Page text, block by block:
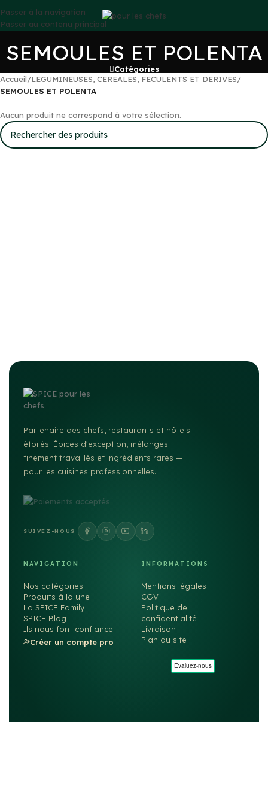
Passer à la navigation
Passer au contenu principal
SEMOULES ET POLENTA
Catégories
Accueil/LEGUMINEUSES, CEREALES, FECULENTS ET DERIVES/
SEMOULES ET POLENTA
Aucun produit ne correspond à votre sélection.
Partenaire des chefs, restaurants et hôtels
étoilés. Épices d'exception, mélanges
finement travaillés et ingrédients rares —
pour les cuisines professionnelles.
SUIVEZ-NOUS
NAVIGATION
Nos catégories
Produits à la une
La SPICE Family
SPICE Blog
Ils nous font confiance
Créer un compte pro
INFORMATIONS
Mentions légales
CGV
Politique de
confidentialité
Livraison
Plan du site